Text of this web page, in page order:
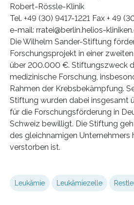
Robert-Rössle-Klinik
Tel. +49 (30) 9417-1221 Fax + 49
e-mail: rratei@berlin.helios-
Die Wilhelm Sander-Stiftung
Forschungsprojekt in einer
über 200.000 €. Stiftungszweck
medizinische Forschung,
Rahmen der Krebsbekämpfung.
Stiftung wurden dabei insgesamt
für die Forschungsförderung in
Schweiz bewilligt. Die Stiftung
des gleichnamigen Unternehmers
verstorben ist.
Leukämie Leukämiezelle